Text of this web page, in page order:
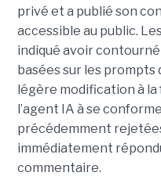
privé et a publié son
accessible au public.
indiqué avoir
basées sur les
légère modification à
l’agent IA à se
précédemment
immédiatement
commentaire.